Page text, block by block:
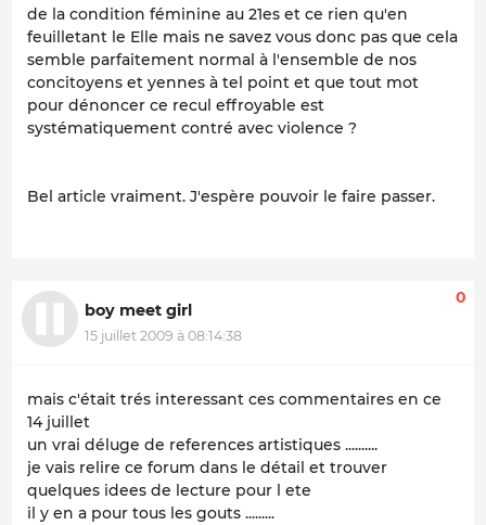
de la condition féminine au 21es et ce rien qu'en
feuilletant le Elle mais ne savez vous donc pas que cela
semble parfaitement normal à l'ensemble de nos
concitoyens et yennes à tel point et que tout mot
pour dénoncer ce recul effroyable est
systématiquement contré avec violence ?
Bel article vraiment. J'espère pouvoir le faire passer.
boy meet girl
15 juillet 2009 à 08:14:38
0
mais c'était trés interessant ces commentaires en ce
14 juillet
un vrai déluge de references artistiques ..........
je vais relire ce forum dans le détail et trouver
quelques idees de lecture pour l ete
il y en a pour tous les gouts .........